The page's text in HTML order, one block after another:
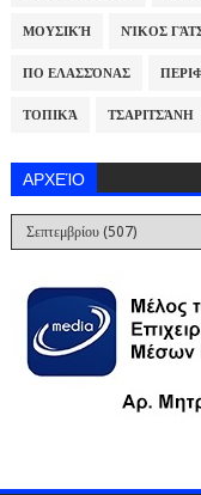
ΜΟΥΣΙΚΉ ΝΊΚΟΣ
ΠΟ ΕΛΑΣΣΌΝΑΣ
ΤΟΠΙΚΆ ΤΣΑΡΙΤΣΆΝΗ
ΑΡΧΕΊΟ